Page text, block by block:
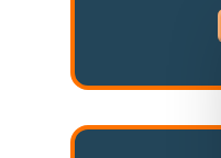
uitgaan van
toegankelijk,